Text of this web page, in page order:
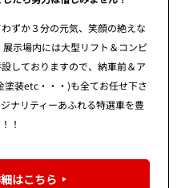
ずか３分の元気、笑顔の絶えな
示場内には大型リフト＆コンピ
しておりますので、納車前＆ア
塗装etc・・・)も全てお任せ下さ
ナリティーあふれる特選車を豊
！
はこちら